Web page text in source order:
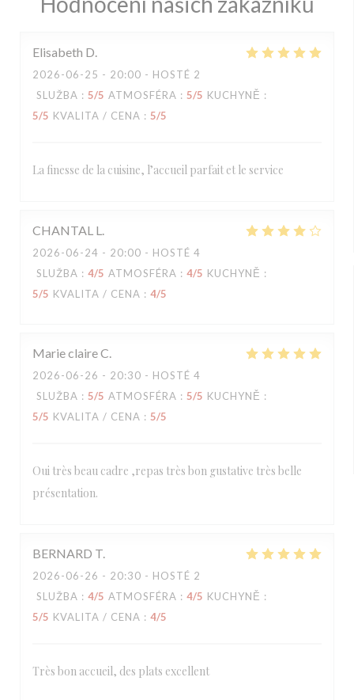
Elisabeth D
2026-06-25 - 20:00 - HOSTÉ 2
SLUŽBA : 5/5 ATMOSFÉRA : 5/5 KUCHYNĚ :
5/5 KVALITA / CENA : 5/5
La finesse de la cuisine, l’accueil parfait et le service
CHANTAL L
2026-06-24 - 20:00 - HOSTÉ 4
SLUŽBA : 4/5 ATMOSFÉRA : 4/5 KUCHYNĚ :
5/5 KVALITA / CENA : 4/5
Marie claireC
2026-06-26 - 20:30 - HOSTÉ 4
SLUŽBA : 5/5 ATMOSFÉRA : 5/5 KUCHYNĚ :
5/5 KVALITA / CENA : 5/5
Oui très beau cadre ,repas très bon gustative très belle
présentation.
BERNARD T
2026-06-26 - 20:30 - HOSTÉ 2
SLUŽBA : 4/5 ATMOSFÉRA : 4/5 KUCHYNĚ :
5/5 KVALITA / CENA : 4/5
Très bon accueil, des plats excellent